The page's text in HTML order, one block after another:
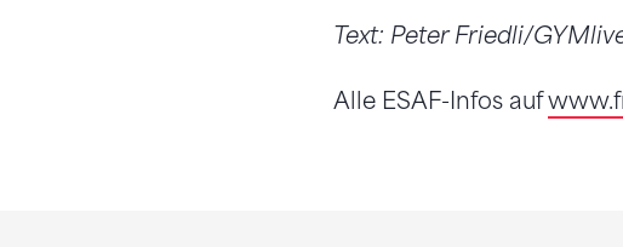
Text: Peter Friedli/
Alle ESAF-Infos auf